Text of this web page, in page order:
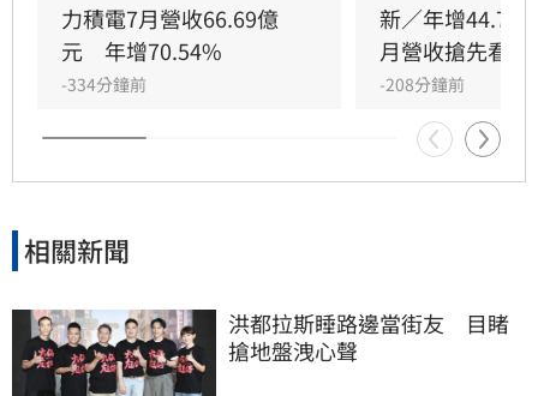
產及海外廠運作將對毛利率造成短期稀釋壓力，
但受惠於全球先進製程需求強勁，加上公司持續
優化生產效率與成本控制，台積電對長期獲利表
現仍深具信心，市場亦看好後續營運成長動能。
力積電7月營收66.69億
元　年增70.54%
-334分鐘前
新／年增44.7%
月營收搶先看
-208分鐘前
相關新聞
洪都拉斯睡路邊當街友　目睹
搶地盤洩心聲